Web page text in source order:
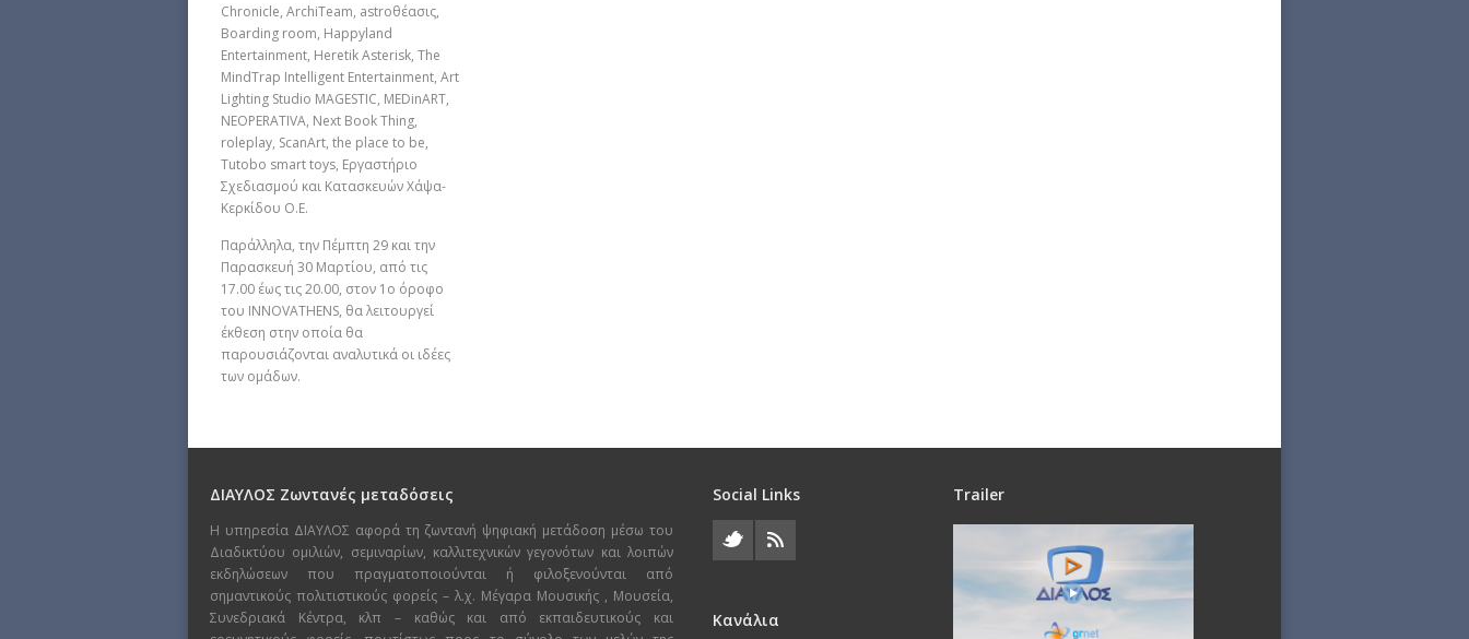
Chronicle, ArchiTeam, astroθέασις,
Boarding room, Happyland
Entertainment, Heretik Asterisk, The
MindTrap Intelligent Entertainment, Art
Lighting Studio MAGESTIC, MEDinART,
NEOPERATIVA, Next Book Thing,
roleplay, ScanArt, the place to be,
Tutobo smart toys, Εργαστήριο
Σχεδιασμού και Κατασκευών Χάψα-
Κερκίδου Ο.Ε.
Παράλληλα, την Πέμπτη 29 και την
Παρασκευή 30 Μαρτίου, από τις
17.00 έως τις 20.00, στον 1ο όροφο
του INNOVATHENS, θα λειτουργεί
έκθεση στην οποία θα
παρουσιάζονται αναλυτικά οι ιδέες
των ομάδων.
ΔΙΑΥΛΟΣ Ζωντανές μεταδόσεις
Η υπηρεσία ΔΙΑΥΛΟΣ αφορά τη ζωντανή ψηφιακή μετάδοση μέσω του
Διαδικτύου ομιλιών, σεμιναρίων, καλλιτεχνικών γεγονότων και λοιπών
εκδηλώσεων που πραγματοποιούνται ή φιλοξενούνται από
σημαντικούς πολιτιστικούς φορείς – λ.χ. Μέγαρα Μουσικής , Μουσεία,
Συνεδριακά Κέντρα, κλπ – καθώς και από εκπαιδευτικούς και
Social Links
Κανάλια
Trailer